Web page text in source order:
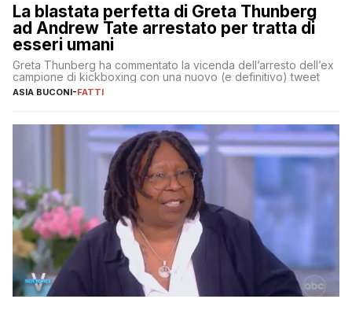
La blastata perfetta di Greta Thunberg
ad Andrew Tate arrestato per tratta di
esseri umani
Greta Thunberg ha commentato la vicenda dell’arresto dell’ex
campione di kickboxing con una nuovo (e definitivo) tweet
ASIA BUCONI-FATTI